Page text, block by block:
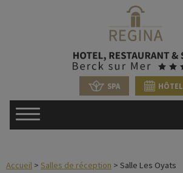
SPA HÔTEL
Accueil > Salles de réception > Salle Les Oyats